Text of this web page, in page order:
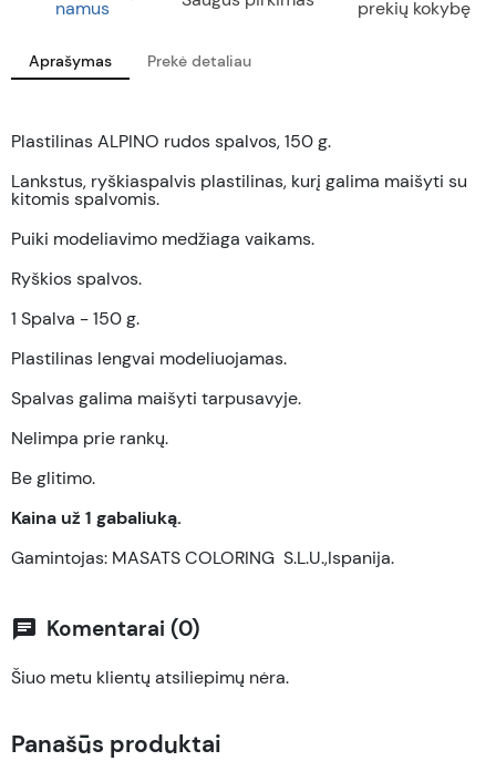
namus prekių kokybę
Aprašymas Prekė detaliau
Plastilinas ALPINO rudos spalvos, 150 g.
Lankstus, ryškiaspalvis plastilinas, kurį galima maišyti su
kitomis spalvomis.
Puiki modeliavimo medžiaga vaikams.
Ryškios spalvos.
1 Spalva - 150 g.
Plastilinas lengvai modeliuojamas.
Spalvas galima maišyti tarpusavyje.
Nelimpa prie rankų.
Be glitimo.
Kaina už 1 gabaliuką.
Gamintojas: MASATS COLORING S.L.U.,Ispanija.
chat Komentarai (0)
Šiuo metu klientų atsiliepimų nėra.
Panašūs produktai